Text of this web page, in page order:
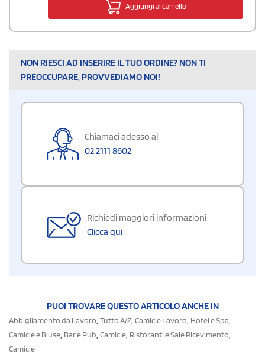
Aggiungi al carrello
NON RIESCI AD INSERIRE IL TUO ORDINE? NON TI
PREOCCUPARE, PROVVEDIAMO NOI!
Chiamaci adesso al
02 2111 8602
Richiedi maggiori informazioni
Clicca qui
PUOI TROVARE QUESTO ARTICOLO ANCHE IN
Abbigliamento da Lavoro, Tutto A/Z, Camicie Lavoro, Hotel e Spa,
Camicie e Bluse, Bar e Pub, Camicie, Ristoranti e Sale Ricevimento,
Camicie